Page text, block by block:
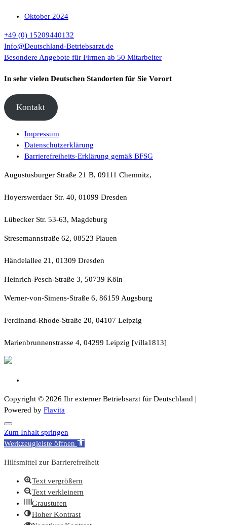
Oktober 2024
+49 (0) 15209440132
Info@Deutschland-Betriebsarzt.de
Besondere Angebote für Firmen ab 50 Mitarbeiter
In sehr vielen Deutschen Standorten für Sie Vorort
Kontakt
Impressum
Datenschutzerklärung
Barrierefreiheits-Erklärung gemäß BFSG
Augustusburger Straße 21 B, 09111 Chemnitz,
Hoyerswerdaer Str. 40, 01099 Dresden
Lübecker Str. 53-63, Magdeburg
Stresemannstraße 62, 08523 Plauen
Händelallee 21, 01309 Dresden
Heinrich-Pesch-Straße 3, 50739 Köln
Werner-von-Simens-Straße 6, 86159 Augsburg
Ferdinand-Rhode-Straße 20, 04107 Leipzig
Marienbrunnenstrasse 4, 04299 Leipzig [villa1813]
Copyright © 2026 Ihr externer Betriebsarzt für Deutschland |
Powered by Flavita
Zum Inhalt springen
Werkzeugleiste öffnen
Hilfsmittel zur Barrierefreiheit
Text vergrößern
Text verkleinern
Graustufen
Hoher Kontrast